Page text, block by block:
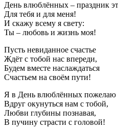
День влюблённых – праздник
Для тебя и для меня!
И скажу всему я свету:
Ты – любовь и жизнь моя!
Пусть невиданное счастье
Ждёт с тобой нас впереди,
Будем вместе наслаждаться
Счастьем на своём пути!
Я в День влюблённых пожелаю
Вдруг окунуться нам с тобой,
Любви глубины познавая,
В пучину страсти с головой!